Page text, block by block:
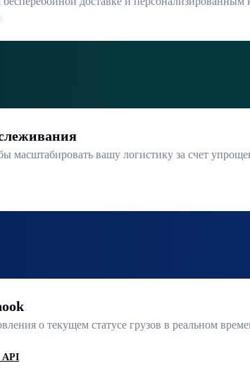
масштабировать вашу логистику за счет
о текущем статусе грузов в реальном
API